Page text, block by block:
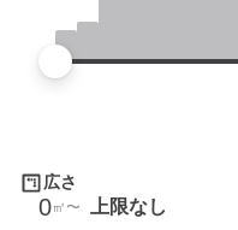
広さ
0㎡ 上限なし